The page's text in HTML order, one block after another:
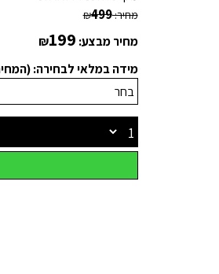
מחיר: ₪499
מחיר מבצע: ₪199
מידה במלאי לבחירה: